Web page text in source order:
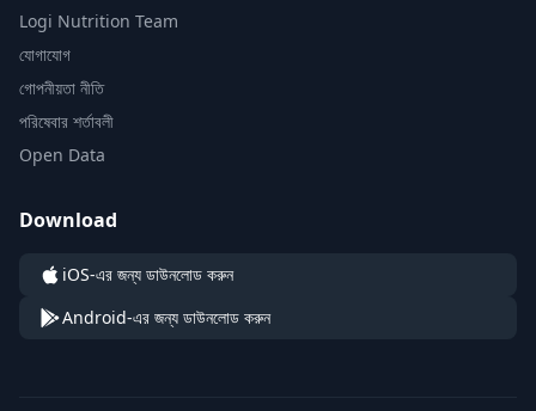
Logi Nutrition Team
যোগাযোগ
গোপনীয়তা নীতি
পরিষেবার শর্তাবলী
Open Data
Download
iOS-এর জন্য ডাউনলোড করুন
Android-এর জন্য ডাউনলোড করুন